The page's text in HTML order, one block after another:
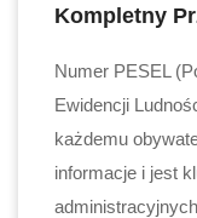
Kompletny
Numer PESEL
Ewidencji
każdemu
informacje i jest